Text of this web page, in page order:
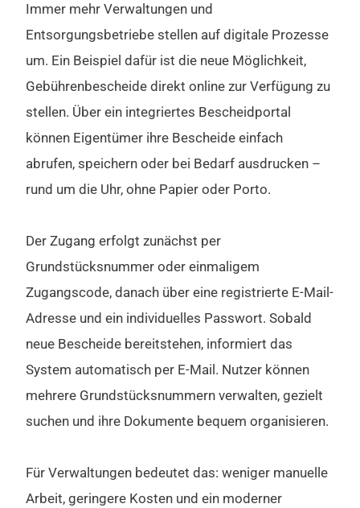
Immer mehr Verwaltungen und
Entsorgungsbetriebe stellen auf digitale Prozesse
um. Ein Beispiel dafür ist die neue Möglichkeit,
Gebührenbescheide direkt online zur Verfügung zu
stellen. Über ein integriertes Bescheidportal
können Eigentümer ihre Bescheide einfach
abrufen, speichern oder bei Bedarf ausdrucken –
rund um die Uhr, ohne Papier oder Porto.
Der Zugang erfolgt zunächst per
Grundstücksnummer oder einmaligem
Zugangscode, danach über eine registrierte E-Mail-
Adresse und ein individuelles Passwort. Sobald
neue Bescheide bereitstehen, informiert das
System automatisch per E-Mail. Nutzer können
mehrere Grundstücksnummern verwalten, gezielt
suchen und ihre Dokumente bequem organisieren.
Für Verwaltungen bedeutet das: weniger manuelle
Arbeit, geringere Kosten und ein moderner